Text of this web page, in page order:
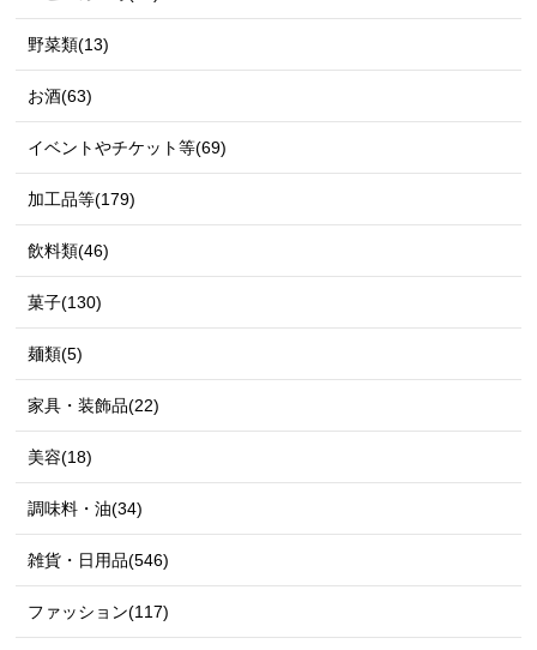
野菜類(13)
お酒(63)
イベントやチケット等(69)
加工品等(179)
飲料類(46)
菓子(130)
麺類(5)
家具・装飾品(22)
美容(18)
調味料・油(34)
雑貨・日用品(546)
ファッション(117)